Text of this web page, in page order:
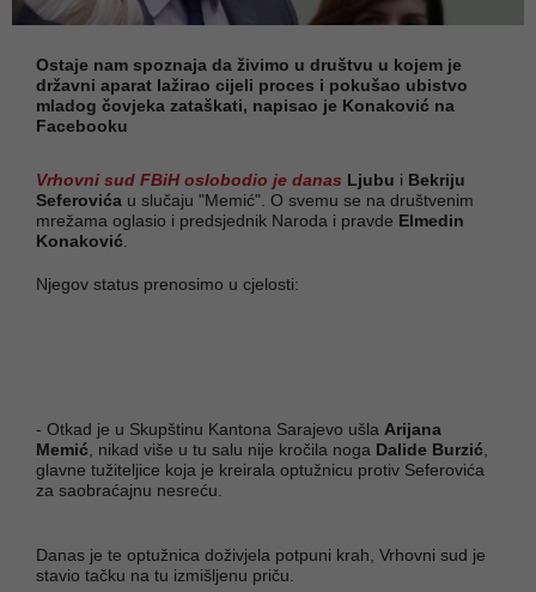
Ostaje nam spoznaja da živimo u društvu u kojem je
državni aparat lažirao cijeli proces i pokušao ubistvo
mladog čovjeka zataškati, napisao je Konaković na
Facebooku
Vrhovni sud FBiH oslobodio je danas Ljubu i Bekriju
Seferovića u slučaju "Memić". O svemu se na društvenim
mrežama oglasio i predsjednik Naroda i pravde Elmedin
Konaković
Njegov status prenosimo u cjelosti:
- Otkad je u Skupštinu Kantona Sarajevo ušla Arijana
Memić , nikad više u tu salu nije kročila noga Dalide Burzić
glavne tužiteljice koja je kreirala optužnicu protiv Seferovića
za saobraćajnu nesreću.
Danas je te optužnica doživjela potpuni krah, Vrhovni sud je
stavio tačku na tu izmišljenu priču.